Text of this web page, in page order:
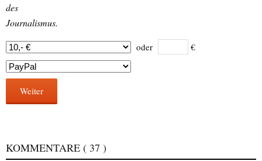
des
Journalismus.
oder €
Weiter
KOMMENTARE ( 37 )